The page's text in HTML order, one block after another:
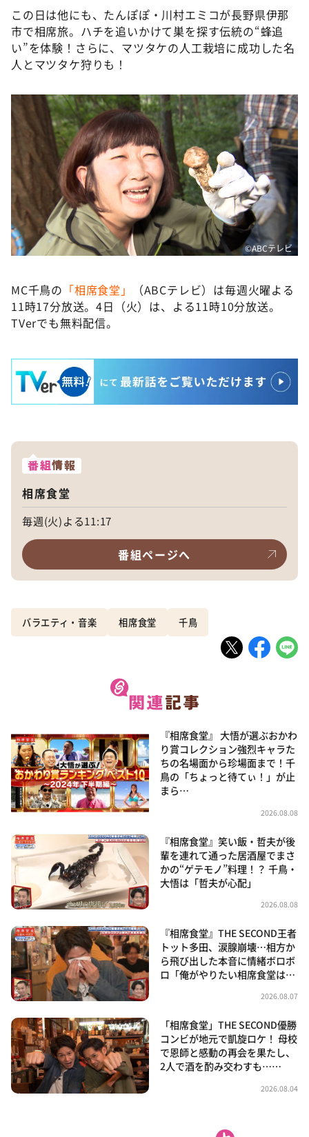
この日は他にも、たんぽぽ・川村エミコが長野県伊那
市で相席旅。ハチを追いかけて巣を探す伝統の“蜂追
い”を体験！さらに、マツタケの人工栽培に成功した名
人とマツタケ狩りも！
©ABCテレビ
MC千鳥の 「相席食堂」
（ABCテレビ）は毎週火曜よる
11時17分放送。4日（火）は、よる11時10分放送。
TVerでも無料配信。
番組情報
相席食堂
毎週(火)よる11:17
番組ページへ
バラエティ・音楽 相席食堂 千鳥
『相席食堂』 大悟が選ぶおかわ
り賞コレクション強烈キャラた
ちの名場面から珍場面まで！千
鳥の「ちょっと待てぃ！」が止
まら…
2026.08.08
『相席食堂』笑い飯・哲夫が後
輩を連れて通った居酒屋でまさ
かの“ゲテモノ”料理！？ 千鳥・
大悟は「哲夫が心配」
2026.08.08
『相席食堂』THE SECOND王者
トット多田、涙腺崩壊…相方か
ら飛び出した本音に情緒ボロボ
ロ「俺がやりたい相席食堂は…
2026.08.07
「相席食堂」THE SECOND優勝
コンビが地元で凱旋ロケ！ 母校
で恩師と感動の再会を果たし、
2人で酒を酌み交わすも……
2026.08.04